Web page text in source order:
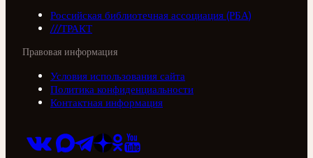
Российская библиотечная ассоциация (РБА)
///ТРАКТ
Правовая информация
Условия использования сайта
Политика конфиденциальности
Контактная информация